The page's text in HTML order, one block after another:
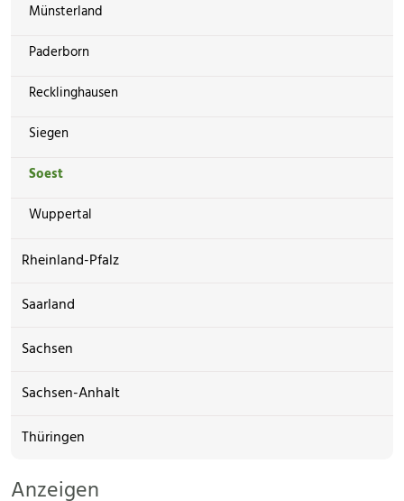
Münsterland
Paderborn
Recklinghausen
Siegen
Soest
Wuppertal
Rheinland-Pfalz
Saarland
Sachsen
Sachsen-Anhalt
Thüringen
Anzeigen